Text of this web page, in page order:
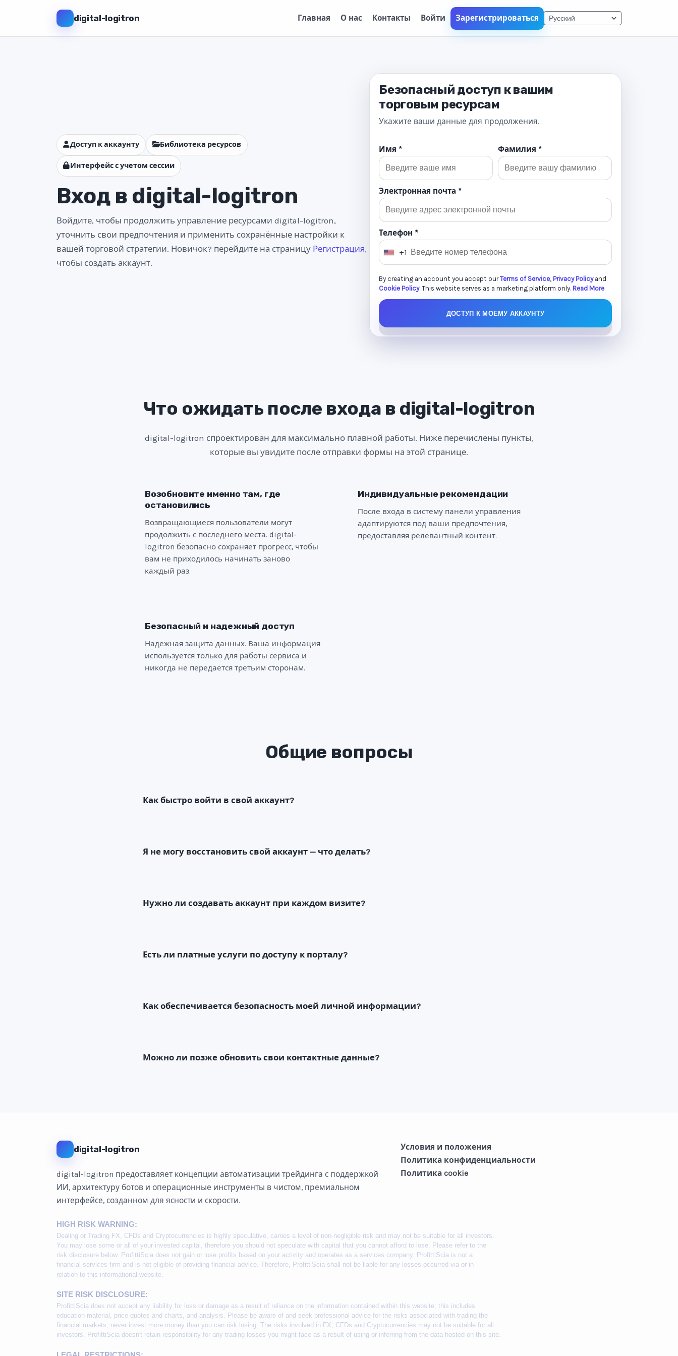
digital-logitron Главная О нас Контакты Войти Зарегистрироваться
Доступ к аккаунту Библиотека ресурсов
Интерфейс с учетом сессии
Вход в digital-logitron
Войдите, чтобы продолжить управление ресурсами digital-logitron,
уточнить свои предпочтения и применить сохранённые настройки к
вашей торговой стратегии. Новичок? перейдите на страницу Регистрация,
чтобы создать аккаунт.
Безопасный доступ к вашим
торговым ресурсам
Укажите ваши данные для продолжения.
Имя * Фамилия *
Электронная почта *
Телефон *
U
i
S
+
+1
By creating an account you accept ourTerms of Service, Privacy Policyand
Cookie Policy. This website serves as a marketing platform only. Read More
ДОСТУП К МОЕМУ АККАУНТУ
Что ожидать после входа в digital-logitron
digital-logitron спроектирован для максимально плавной работы. Ниже перечислены пункты,
которые вы увидите после отправки формы на этой странице.
Возобновите именно там, где
остановились
Возвращающиеся пользователи могут
продолжить с последнего места. digital-
logitron безопасно сохраняет прогресс, чтобы
вам не приходилось начинать заново
каждый раз.
Индивидуальные рекомендации
После входа в систему панели управления
адаптируются под ваши предпочтения,
предоставляя релевантный контент.
Безопасный и надежный доступ
Надежная защита данных. Ваша информация
используется только для работы сервиса и
никогда не передается третьим сторонам.
Общие вопросы
Как быстро войти в свой аккаунт?
Я не могу восстановить свой аккаунт — что делать?
Нужно ли создавать аккаунт при каждом визите?
Есть ли платные услуги по доступу к порталу?
Как обеспечивается безопасность моей личной информации?
Можно ли позже обновить свои контактные данные?
digital-logitron
digital-logitron предоставляет концепции автоматизации трейдинга с поддержкой
ИИ, архитектуру ботов и операционные инструменты в чистом, премиальном
интерфейсе, созданном для ясности и скорости.
Условия и положения
Политика конфиденциальности
Политика cookie